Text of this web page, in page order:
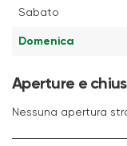
Sabato
Domenica
Aperture e
Nessuna apertura